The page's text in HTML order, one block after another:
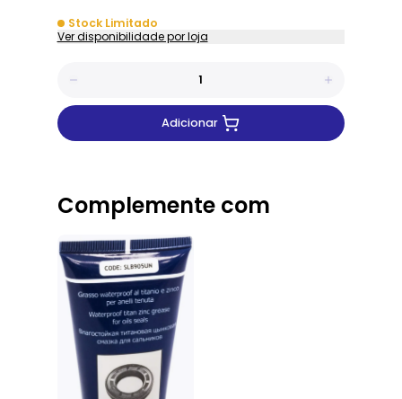
Stock Limitado
Ver disponibilidade por loja
Adicionar
Complemente com